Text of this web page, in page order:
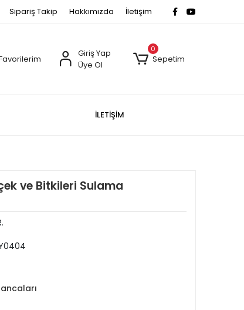
Sipariş Takip Hakkımızda İletişim
Giriş Yap
Üye Ol
0
Sepetim
İLETİŞİM
ve Bitkileri Sulama